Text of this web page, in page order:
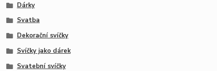
Dárky
Svatba
Dekorační svíčky
Svíčky jako dárek
Svatební svíčky